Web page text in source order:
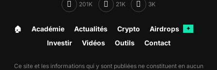
201K 21K 3K
🏠︎ Académie Actualités Crypto Airdrops ✦
Investir Vidéos Outils Contact
Ce site et les informations qui y sont publiées ne constituent en aucun